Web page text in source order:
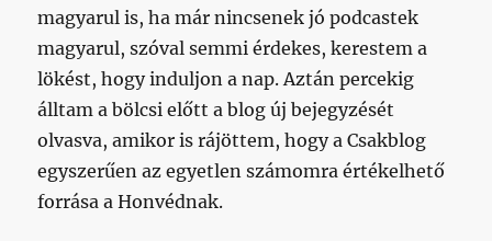
magyarul is, ha már nincsenek jó podcastek
magyarul, szóval semmi érdekes, kerestem a
lökést, hogy induljon a nap. Aztán percekig
álltam a bölcsi előtt a blog új bejegyzését
olvasva, amikor is rájöttem, hogy a Csakblog
egyszerűen az egyetlen számomra értékelhető
forrása a Honvédnak.